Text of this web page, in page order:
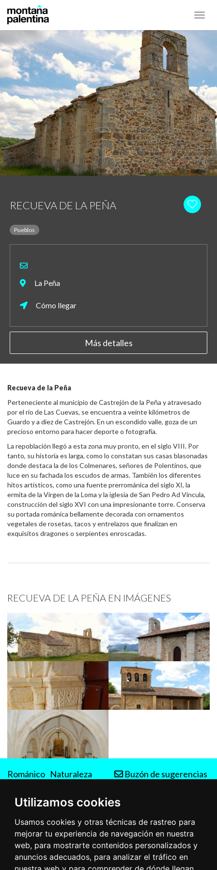
Utilizamos cookies
Usamos cookies y otras técnicas de rastreo para
mejorar tu experiencia de navegación en nuestra
web, para mostrarte contenidos personalizados y
anuncios adecuados, para analizar el tráfico en
RECUEVA DE LA PEÑA
Pueblos
La Peña
Cómo llegar
Más detalles
Recueva de la Peña
Perteneciente al municipio de Castrejón de la Peña y atravesado
por el río de Las Cuevas, se encuentra a veinte kilómetros de
Guardo y a diez de Castrejón. En un escondido valle, goza de un
precioso entorno para hacer deporte o fotografía.
La repoblación llegó a esta zona muy pronto, en el siglo VIII. Por
tanto, su historia es larga, como lo constatan sus casas blasonadas
donde destaca la de los Colmenares, señores de Polentinos, que
luce en su fachada los escudos de armas. También los diferentes
hitos artísticos, como una fuente prerrománica del siglo XI, la
ermita de la Virgen de la Loma y la iglesia de San Pedro Ad Vincula,
construcción del siglo XVI con una impresionante torre. Conserva
su portada románica bellamente decorada con ornamentos
vegetales de rosetas, tacos y entrelazos que finalizan en
exquisitos dragones o serpientes enroscadas.
RECUEVA DE LA PEÑA EN IMÁGENES
Románico Naturaleza
Buzón de sugerencias